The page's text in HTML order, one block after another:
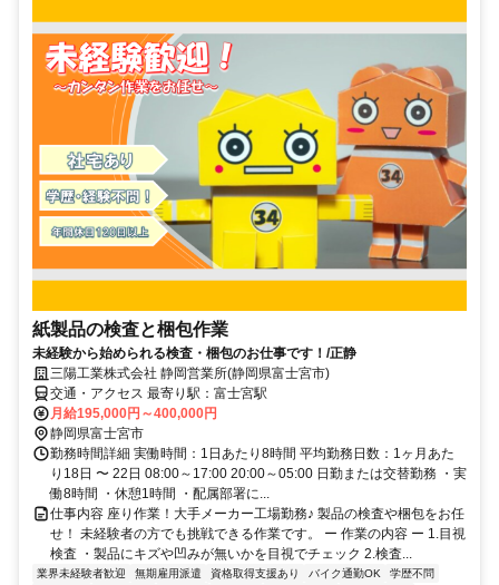
紙製品の検査と梱包作業
未経験から始められる検査・梱包のお仕事です！/正静
三陽工業株式会社 静岡営業所(静岡県富士宮市)
交通・アクセス 最寄り駅：富士宮駅
月給195,000円～400,000円
静岡県富士宮市
勤務時間詳細 実働時間：1日あたり8時間 平均勤務日数：1ヶ月あた
り18日 〜 22日 08:00～17:00 20:00～05:00 日勤または交替勤務 ・実
働8時間 ・休憩1時間 ・配属部署に...
仕事内容 座り作業！大手メーカー工場勤務♪ 製品の検査や梱包をお任
せ！ 未経験者の方でも挑戦できる作業です。 ー 作業の内容 ー 1.目視
検査 ・製品にキズや凹みが無いかを目視でチェック 2.検査...
業界未経験者歓迎 無期雇用派遣 資格取得支援あり バイク通勤OK
学歴不問